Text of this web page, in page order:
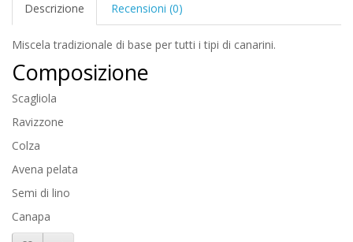
Descrizione Recensioni (0)
Miscela tradizionale di base per tutti i tipi di canarini.
Composizione
Scagliola
Ravizzone
Colza
Avena pelata
Semi di lino
Canapa